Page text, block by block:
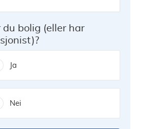
du bolig (eller har
Ja
Nei